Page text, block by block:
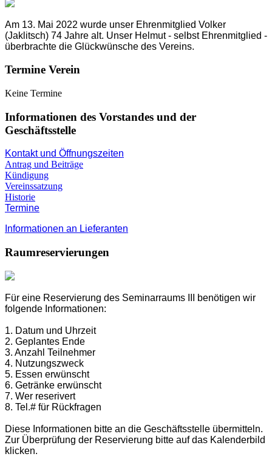
Am 13. Mai 2022 wurde unser Ehrenmitglied Volker
(Jaklitsch) 74 Jahre alt. Unser Helmut - selbst Ehrenmitglied -
überbrachte die Glückwünsche des Vereins.
Termine Verein
Keine Termine
Informationen des Vorstandes und der
Geschäftsstelle
Kontakt und Öffnungszeiten
Antrag und Beiträge
Kündigung
Vereinssatzung
Historie
Termine
Informationen an Lieferanten
Raumreservierungen
Für eine Reservierung des Seminarraums III benötigen wir
folgende Informationen:
1. Datum und Uhrzeit
2. Geplantes Ende
3. Anzahl Teilnehmer
4. Nutzungszweck
5. Essen erwünscht
6. Getränke erwünscht
7. Wer reserivert
8. Tel.# für Rückfragen
Diese Informationen bitte an die Geschäftsstelle übermitteln.
Zur Überprüfung der Reservierung bitte auf das Kalenderbild
klicken.